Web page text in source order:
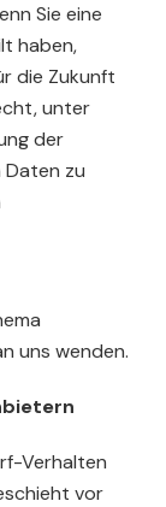
Sie eine
haben,
die Zukunft
unter
der
zu
uns wenden.
Verhalten
vor